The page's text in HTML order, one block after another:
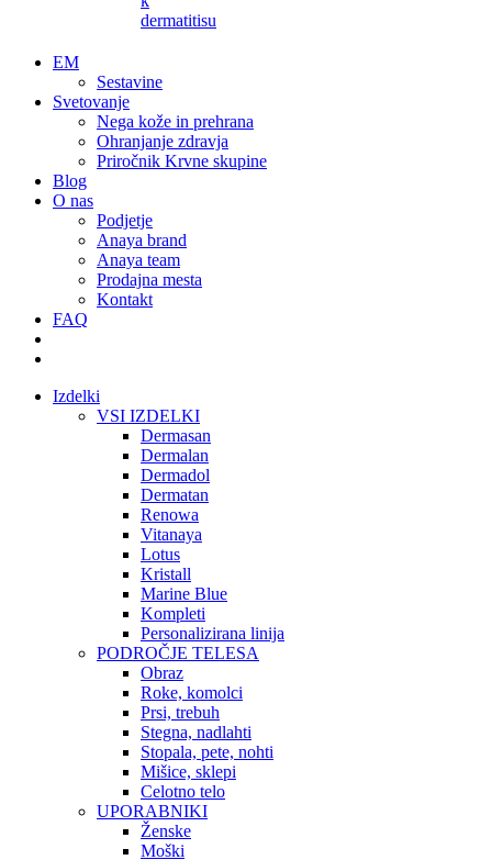
dermatitisu
EM
Sestavine
Svetovanje
Nega kože in prehrana
Ohranjanje zdravja
Priročnik Krvne skupine
Blog
O nas
Podjetje
Anaya brand
Anaya team
Prodajna mesta
Kontakt
FAQ
Izdelki
VSI IZDELKI
Dermasan
Dermalan
Dermadol
Dermatan
Renowa
Vitanaya
Lotus
Kristall
Marine Blue
Kompleti
Personalizirana linija
PODROČJE TELESA
Obraz
Roke, komolci
Prsi, trebuh
Stegna, nadlahti
Stopala, pete, nohti
Mišice, sklepi
Celotno telo
UPORABNIKI
Ženske
Moški